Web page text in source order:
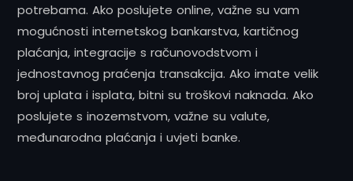
potrebama. Ako poslujete online, važne su vam
mogućnosti internetskog bankarstva, kartičnog
plaćanja, integracije s računovodstvom i
jednostavnog praćenja transakcija. Ako imate velik
broj uplata i isplata, bitni su troškovi naknada. Ako
poslujete s inozemstvom, važne su valute,
međunarodna plaćanja i uvjeti banke.